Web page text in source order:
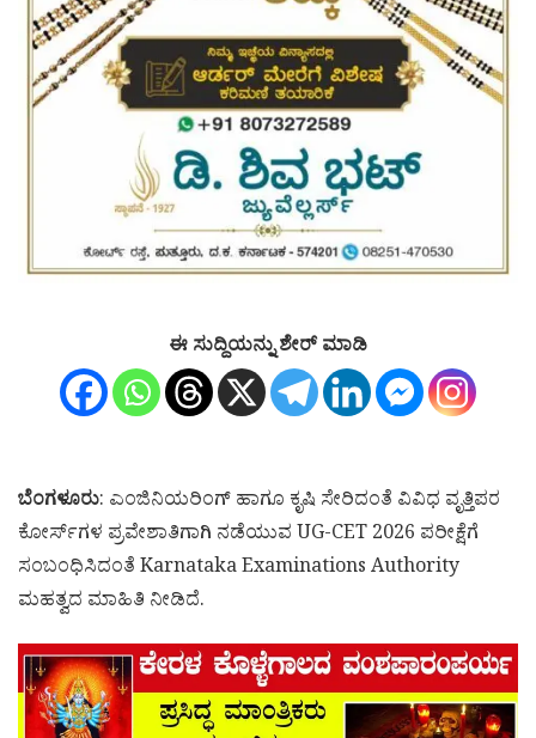
ಈ ಸುದ್ದಿಯನ್ನು ಶೇರ್ ಮಾಡಿ
ಬೆಂಗಳೂರು: ಎಂಜಿನಿಯರಿಂಗ್ ಹಾಗೂ ಕೃಷಿ ಸೇರಿದಂತೆ ವಿವಿಧ ವೃತ್ತಿಪರ
ಕೋರ್ಸ್‌ಗಳ ಪ್ರವೇಶಾತಿಗಾಗಿ ನಡೆಯುವ UG-CET 2026 ಪರೀಕ್ಷೆಗೆ
ಸಂಬಂಧಿಸಿದಂತೆ Karnataka Examinations Authority
ಮಹತ್ವದ ಮಾಹಿತಿ ನೀಡಿದೆ.